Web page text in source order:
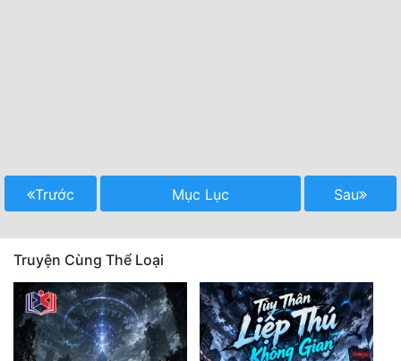
Trước Mục Lục Sau
Truyện Cùng Thể Loại